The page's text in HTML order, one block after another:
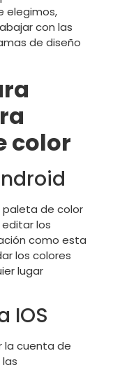
elegimos,
con las
de diseño
color
paleta de color
los
como esta
los colores
lugar
IOS
la cuenta de